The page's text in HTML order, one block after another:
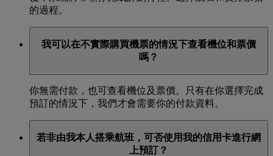
的過程。
我可以在不實際購買機票的情況下查看機位和票價
嗎？
你無需付款，也可查看機位及票價。只有在你選擇完成
預訂的情況下，我們才會需要你的付款資料。
若非由我本人搭乘航班，可否使用我的信用卡進行網
上預訂？